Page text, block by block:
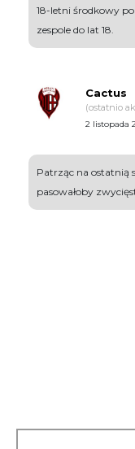
18-letni środkowy
zespole do lat 18.
Cactus
(ostatnio
2 listopada
Patrząc na ostatnią
pasowałoby